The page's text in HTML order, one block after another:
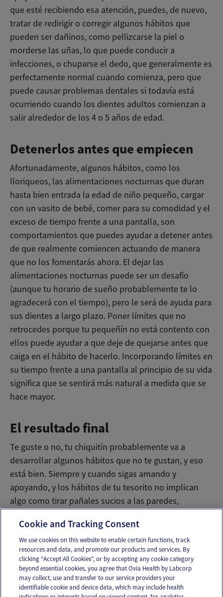
que esté recibiendo esa atención, puedes, de nuevo,
tratar de redirigir o corregir algunos hábitos que
pueden ser dañinos, como pellizcarse la piel o
morderse las uñas, lo que puede conducir a
infecciones, o chuparse el dedo, que generalmente es
perfectamente normal cuando comienza, pero que
puede causar problemas dentales si todavía está
ocurriendo cuando los dientes adultos comienzan a
salir alrededor de los 4 o 5 años de edad.
Detenerlos antes que empiecen
Afortunadamente, algunos hábitos, como los
lloriqueos, las alimentaciones nocturnas que duran
hasta bien entrada la edad de niño pequeño, cargar
con un vasito de bebé, comer para su comodidad y el
exceso de tiempo frente a una pantalla, son
comportamientos que puedes ayudar a detener antes
de que realmente comiencen actuando de manera
que no los fomentarás ahora. El dejar las
alimentaciones nocturnas puede ser un desafío
(aunque tu horario de sueño probablemente te lo
agradecerá con el tiempo), pero le será de ayuda para
sus dientes a largo plazo. Poner límites que no
retrocedes porque tu pequeñín no está contento con
ellos puede ayudar a que deje de quejarse antes que
caiga en el hábito de hacerlo. Incorporando límites en
su tiempo frente a una pantalla al principio de su vida
significa que se sentirá más natural a medida que se
hace mayor.
El resultado final
Te guste o no, tu chiquitín probablemente va a
desarrollar algunos hábitos que no te gustan, y eso
está bien. Siempre y cuando sigas amando y
apoyando, y los hábitos de tu tesorito no implican
algo como tirar pañales sucios a las paredes,
Email Text
Cookie and Tracking Consent
We use cookies on this website to enable certain functions, track
resources and data, and promote our products and services. By
clicking “Accept All Cookies”, or by accepting any cookie category
beyond essential cookies, you agree that Ovia Health by Labcorp
may collect, use and transfer to our service providers your
identifiable cookie and device data, which may include health